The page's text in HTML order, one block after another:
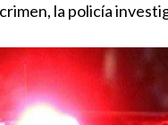
la policía